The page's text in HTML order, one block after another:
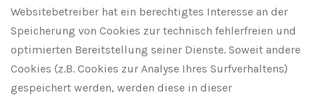
Websitebetreiber hat ein berechtigtes Interesse an der
Speicherung von Cookies zur technisch fehlerfreien und
optimierten Bereitstellung seiner Dienste. Soweit andere
Cookies (z.B. Cookies zur Analyse Ihres Surfverhaltens)
gespeichert werden, werden diese in dieser